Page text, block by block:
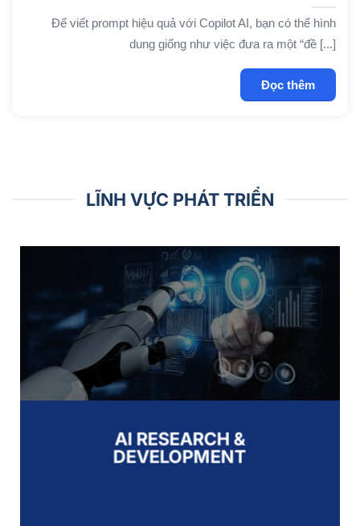
Để viết prompt hiệu quả với Copilot AI, bạn có thể hình
dung giống như việc đưa ra một “đề [...]
Đọc thêm
LĨNH VỰC PHÁT TRIỂN
AI RESEARCH &
DEVELOPMENT